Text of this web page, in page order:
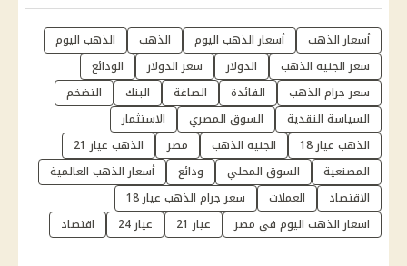
أسعار الذهب أسعار الذهب اليوم الذهب
الذهب اليوم
سعر الجنيه الذهب
الدولار سعر الدولار
الودائع
سعر جرام الذهب
الفائدة الصاغة البنك
التضخم
السياسة النقدية
السوق المصري
الاستثمار
الذهب عيار 18
الجنيه الذهب مصر
الذهب عيار 21
المصنعية
السوق المحلي ودائع
أسعار الذهب العالمية
الاقتصاد
العملات
سعر جرام الذهب عيار 18
اسعار الذهب اليوم في مصر
عيار 21 عيار 24 اقتصاد